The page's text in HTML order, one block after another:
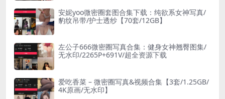
安妮yoo微密圈套图合集下载：纯欲系女神写真/
豹纹吊带/护士透纱【70套/12GB】
左公子666微密圈写真合集：健身女神翘臀图集/
无水印/2265P+691V/超全资源下载
爱吃香菜 – 微密圈写真&视频合集【3套/1.25GB/
4K原画/无水印】